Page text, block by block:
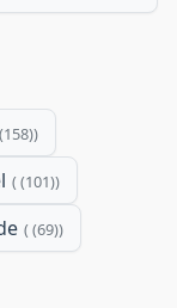
(158)
(101)
(69)